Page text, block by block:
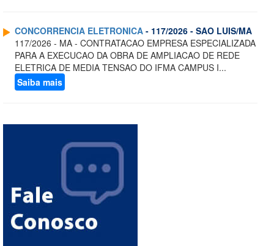
CONCORRENCIA ELETRONICA - 117/2026 - SAO LUIS/MA
117/2026 - MA - CONTRATACAO EMPRESA ESPECIALIZADA
PARA A EXECUCAO DA OBRA DE AMPLIACAO DE REDE
ELETRICA DE MEDIA TENSAO DO IFMA CAMPUS I...
Saiba mais